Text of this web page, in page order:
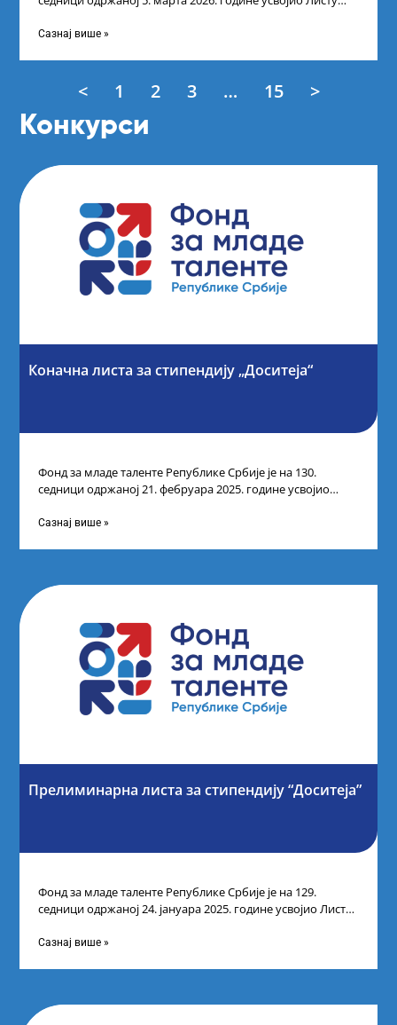
Сазнај више »
< 1 2 3 … 15 >
Конкурси
Коначна листа за стипендију „Доситеја“
Фонд за младе таленте Републике Србије је на 130.
седници одржаној 21. фебруара 2025. године усвојио
Сазнај више »
Прелиминарна листа за стипендију “Доситеја”
Фонд за младе таленте Републике Србије је на 129.
седници одржаној 24. јануара 2025. године усвојио Листу
Сазнај више »